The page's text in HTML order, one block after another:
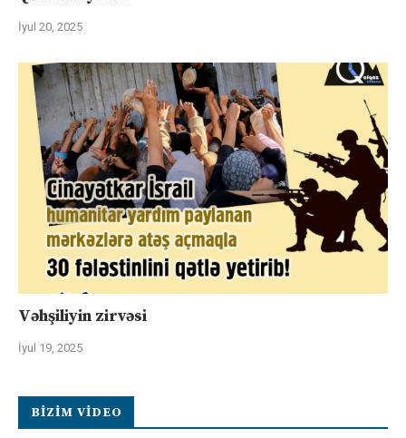
İyul 20, 2025
Vəhşiliyin zirvəsi
İyul 19, 2025
BIZIM VIDEO